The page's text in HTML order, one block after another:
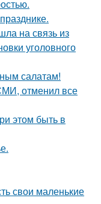
на связь из
уголовного
салатам!
отменил все
этом быть в
свои маленькие